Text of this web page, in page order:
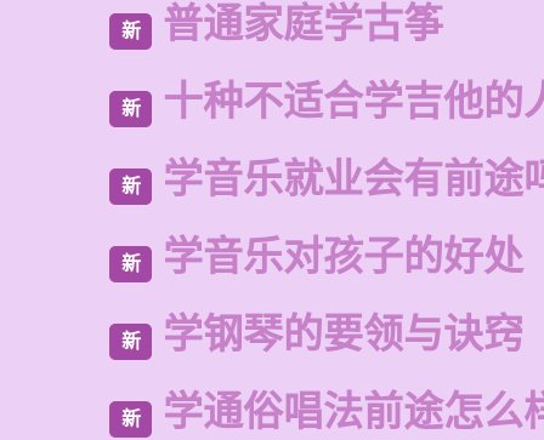
新 普通家庭学古筝
新 十种不适合学吉他的
新 学音乐就业会有前途
新 学音乐对孩子的好处
新 学钢琴的要领与诀窍
新 学通俗唱法前途怎么